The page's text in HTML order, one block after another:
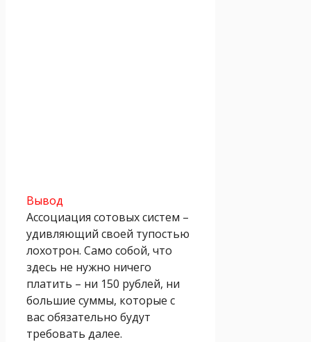
Вывод
Ассоциация сотовых систем –
удивляющий своей тупостью
лохотрон. Само собой, что
здесь не нужно ничего
платить – ни 150 рублей, ни
большие суммы, которые с
вас обязательно будут
требовать далее.